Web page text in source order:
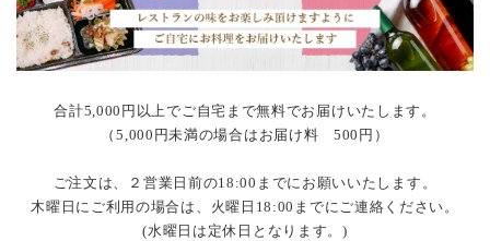
合計5,000円以上でご自宅まで無料でお届けいたします。
（5,000円未満の場合はお届け料 500円）
ご注文は、２営業日前の18:00までにお願いいたします。
木曜日にご利用の場合は、火曜日18:00までにご連絡ください。
(水曜日は定休日となります。)